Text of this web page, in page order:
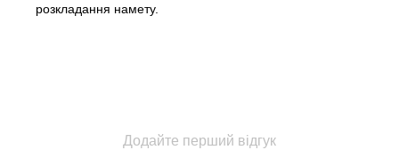
розкладання намету.
Додайте перший відгук